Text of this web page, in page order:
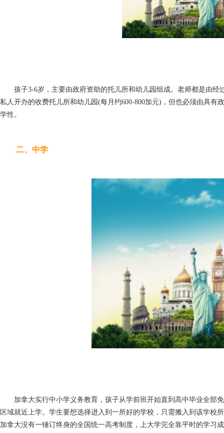
孩子3-6岁，主要由政府资助的托儿所和幼儿园组成。老师都是由经
私人开办的收费托儿所和幼儿园(每月约600-800加元)，但也必须由具
学性。
二、中学
加拿大实行中小学义务教育，孩子从学前班开始直到高中毕业全部
区域就近上学。学生要想选择进入到一所好的学校，只需搬入到该学校
加拿大没有一锤订终身的全国统一高考制度，上大学完全靠平时的学习